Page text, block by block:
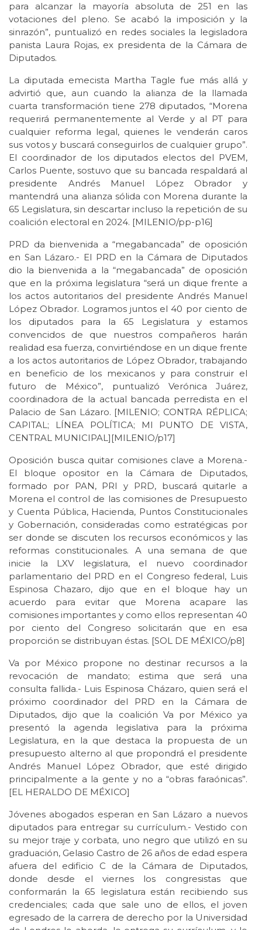
para alcanzar la mayoría absoluta de 251 en las
votaciones del pleno. Se acabó la imposición y la
sinrazón”, puntualizó en redes sociales la legisladora
panista Laura Rojas, ex presidenta de la Cámara de
Diputados.
La diputada emecista Martha Tagle fue más allá y
advirtió que, aun cuando la alianza de la llamada
cuarta transformación tiene 278 diputados, “Morena
requerirá permanentemente al Verde y al PT para
cualquier reforma legal, quienes le venderán caros
sus votos y buscará conseguirlos de cualquier grupo”.
El coordinador de los diputados electos del PVEM,
Carlos Puente, sostuvo que su bancada respaldará al
presidente Andrés Manuel López Obrador y
mantendrá una alianza sólida con Morena durante la
65 Legislatura, sin descartar incluso la repetición de su
coalición electoral en 2024. [MILENIO/pp-p16]
PRD da bienvenida a “megabancada” de oposición
en San Lázaro.- El PRD en la Cámara de Diputados
dio la bienvenida a la “megabancada” de oposición
que en la próxima legislatura “será un dique frente a
los actos autoritarios del presidente Andrés Manuel
López Obrador. Logramos juntos el 40 por ciento de
los diputados para la 65 Legislatura y estamos
convencidos de que nuestros compañeros harán
realidad esa fuerza, convirtiéndose en un dique frente
a los actos autoritarios de López Obrador, trabajando
en beneficio de los mexicanos y para construir el
futuro de México”, puntualizó Verónica Juárez,
coordinadora de la actual bancada perredista en el
Palacio de San Lázaro. [MILENIO; CONTRA RÉPLICA;
CAPITAL; LÍNEA POLÍTICA; MI PUNTO DE VISTA,
CENTRAL MUNICIPAL][MILENIO/p17]
Oposición busca quitar comisiones clave a Morena.-
El bloque opositor en la Cámara de Diputados,
formado por PAN, PRI y PRD, buscará quitarle a
Morena el control de las comisiones de Presupuesto
y Cuenta Pública, Hacienda, Puntos Constitucionales
y Gobernación, consideradas como estratégicas por
ser donde se discuten los recursos económicos y las
reformas constitucionales. A una semana de que
inicie la LXV legislatura, el nuevo coordinador
parlamentario del PRD en el Congreso federal, Luis
Espinosa Chazaro, dijo que en el bloque hay un
acuerdo para evitar que Morena acapare las
comisiones importantes y como ellos representan 40
por ciento del Congreso solicitarán que en esa
proporción se distribuyan éstas. [SOL DE MÉXICO/p8]
Va por México propone no destinar recursos a la
revocación de mandato; estima que será una
consulta fallida.- Luis Espinosa Cházaro, quien será el
próximo coordinador del PRD en la Cámara de
Diputados, dijo que la coalición Va por México ya
presentó la agenda legislativa para la próxima
Legislatura, en la que destaca la propuesta de un
presupuesto alterno al que propondrá el presidente
Andrés Manuel López Obrador, que esté dirigido
principalmente a la gente y no a “obras faraónicas”.
[EL HERALDO DE MÉXICO]
Jóvenes abogados esperan en San Lázaro a nuevos
diputados para entregar su currículum.- Vestido con
su mejor traje y corbata, uno negro que utilizó en su
graduación, Gelasio Castro de 26 años de edad espera
afuera del edificio C de la Cámara de Diputados,
donde desde el viernes los congresistas que
conformarán la 65 legislatura están recibiendo sus
credenciales; cada que sale uno de ellos, el joven
egresado de la carrera de derecho por la Universidad